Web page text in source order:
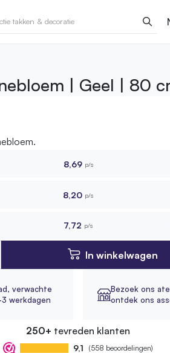
| Geel | 80
8,69 p/s
8,20 p/s
7,72 p/s
In winkelwagen
verwachte
werkdagen
Bezoek ons
ontdek ons
250+ tevreden klanten
9,1 (558 beoordelingen)